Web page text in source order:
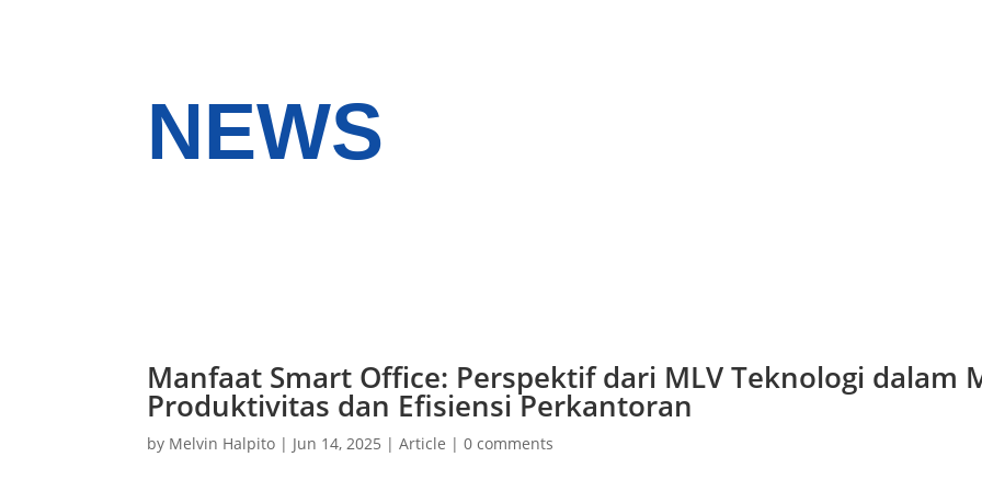
NEWS
Manfaat Smart Office: Perspektif dari MLV Teknologi dalam
Produktivitas dan Efisiensi Perkantoran
by Melvin Halpito | Jun 14, 2025 |Article |0 comments